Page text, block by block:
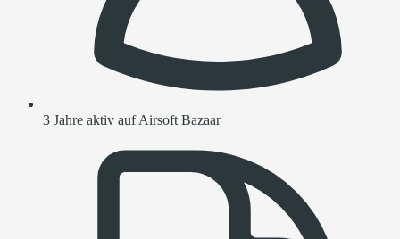
3 Jahre aktiv auf Airsoft Bazaar